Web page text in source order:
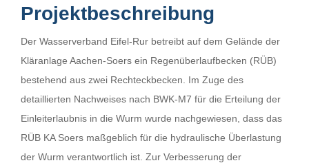
Projektbeschreibung
Der Wasserverband Eifel-Rur betreibt auf dem Gelände der
Kläranlage Aachen-Soers ein Regenüberlaufbecken (RÜB)
bestehend aus zwei Rechteckbecken. Im Zuge des
detaillierten Nachweises nach BWK-M7 für die Erteilung der
Einleiterlaubnis in die Wurm wurde nachgewiesen, dass das
RÜB KA Soers maßgeblich für die hydraulische Überlastung
der Wurm verantwortlich ist. Zur Verbesserung der